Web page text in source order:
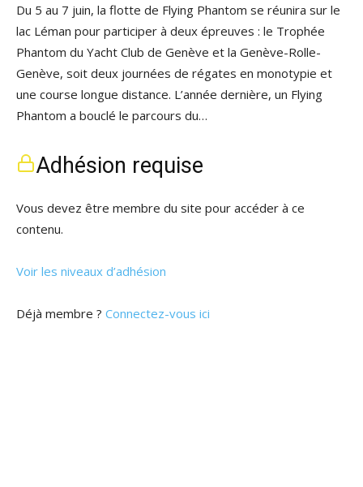
Du 5 au 7 juin, la flotte de Flying Phantom se réunira sur le
lac Léman pour participer à deux épreuves : le Trophée
Phantom du Yacht Club de Genève et la Genève-Rolle-
Genève, soit deux journées de régates en monotypie et
une course longue distance. L’année dernière, un Flying
Phantom a bouclé le parcours du…
Adhésion requise
Vous devez être membre du site pour accéder à ce
contenu.
Voir les niveaux d’adhésion
Déjà membre ? Connectez-vous ici